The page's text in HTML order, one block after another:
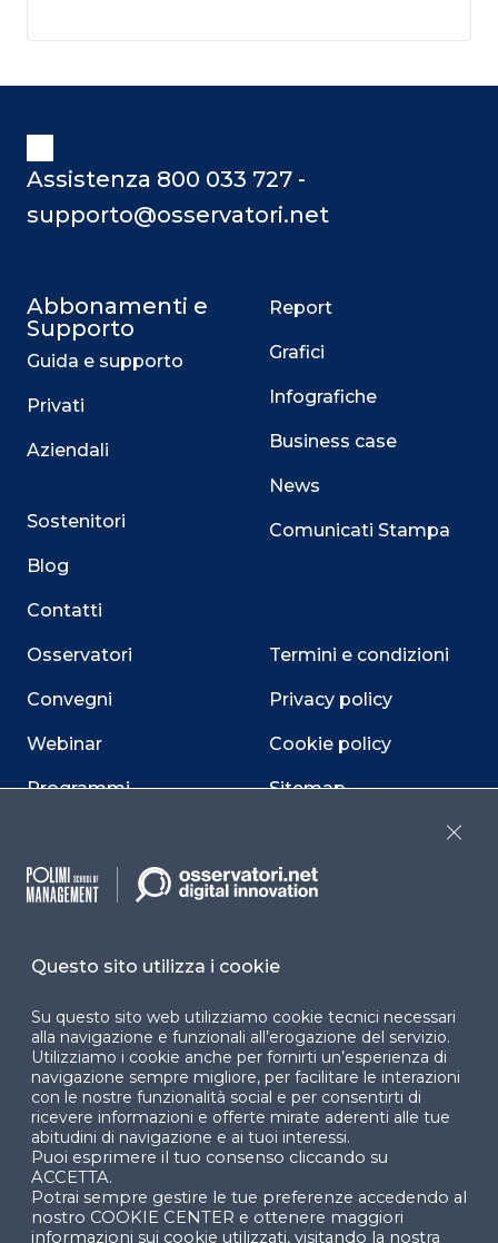
Assistenza 800 033 727 -
supporto@osservatori.net
Abbonamenti e
Supporto
Guida e supporto
Privati
Aziendali
Sostenitori
Blog
Contatti
Osservatori
Convegni
Webinar
Programmi
Report
Grafici
Infografiche
Business case
News
Comunicati Stampa
Termini e condizioni
Privacy policy
Cookie policy
Sitemap
Facebook LinkedIn
YouTube X
Questo sito utilizza i cookie
Su questo sito web utilizziamo cookie tecnici necessari
alla navigazione e funzionali all’erogazione del servizio.
Utilizziamo i cookie anche per fornirti un’esperienza di
navigazione sempre migliore, per facilitare le interazioni
con le nostre funzionalità social e per consentirti di
ricevere informazioni e offerte mirate aderenti alle tue
abitudini di navigazione e ai tuoi interessi.
Puoi esprimere il tuo consenso cliccando su
ACCETTA.
Potrai sempre gestire le tue preferenze accedendo al
nostro COOKIE CENTER e ottenere maggiori
informazioni sui cookie utilizzati, visitando la nostra